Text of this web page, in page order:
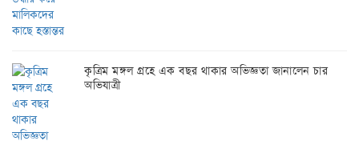
কৃত্রিম মঙ্গল গ্রহে এক বছর থাকার অভিজ্ঞতা জানালেন চার
অভিযাত্রী